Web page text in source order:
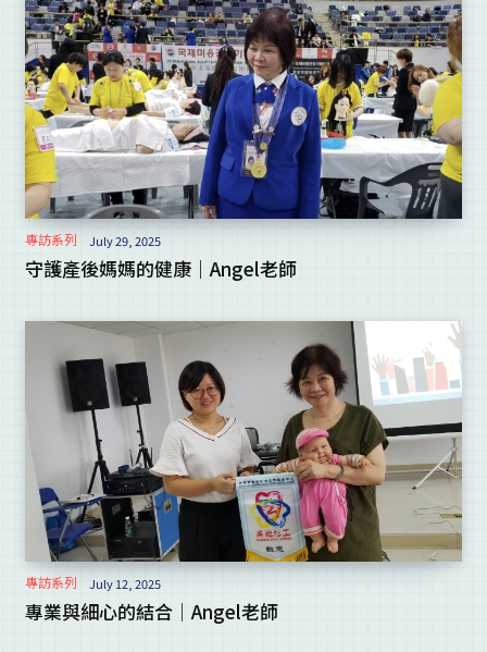
專訪系列 July 29, 2025
守護產後媽媽的健康｜Angel老師
專訪系列 July 12, 2025
專業與細心的結合｜Angel老師